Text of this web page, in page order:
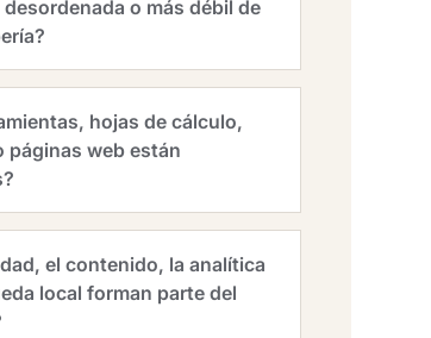
o más débil de
hojas de cálculo,
páginas web están
el contenido, la analítica
local forman parte del